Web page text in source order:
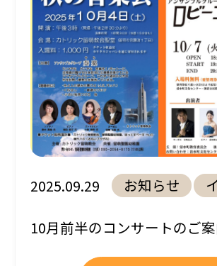
2025.09.29 お知らせ
10月前半のコンサートのご